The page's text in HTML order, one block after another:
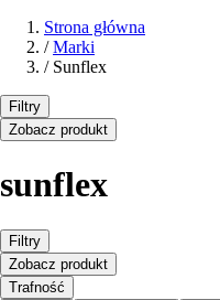
Strona główna
/ Marki
/ Sunflex
Filtry
Zobacz produkt
sunflex
Filtry
Zobacz produkt
Trafność